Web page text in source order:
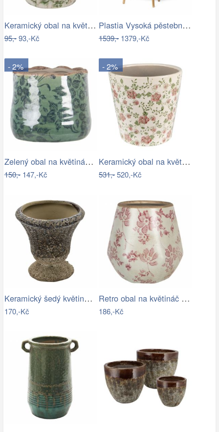
Keramický obal na květináč se zelenými…
95,-93,-Kč
Plastia Vysoká pěstební nádoba Urbalive…
1539,-1379,-Kč
- 2%
Zelený obal na květináč s květy a…
150,-147,-Kč
- 2%
Keramický obal na květináč s růžovými…
531,-520,-Kč
Keramický šedý květináč v antickém…
170,-Kč
Retro obal na květináč s růžovými květy…
186,-Kč